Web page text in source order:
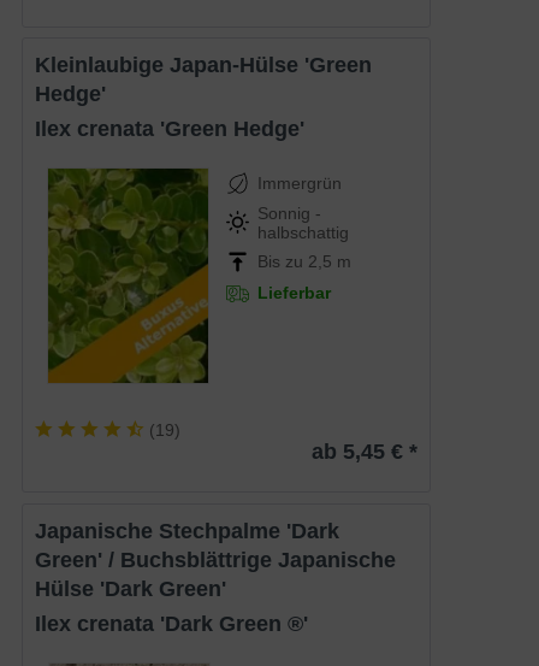
Kleinlaubige Japan-Hülse 'Green
Hedge'
Ilex crenata 'Green Hedge'
Immergrün
Sonnig -
halbschattig
Bis zu 2,5 m
Lieferbar
(19)
ab 5,45 € *
Japanische Stechpalme 'Dark
Green' / Buchsblättrige Japanische
Hülse 'Dark Green'
Ilex crenata 'Dark Green ®'